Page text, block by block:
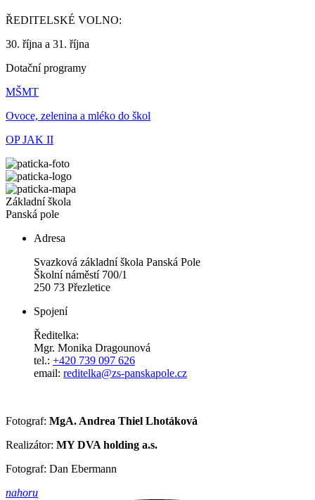
ŘEDITELSKÉ VOLNO:
30. října a 31. října
Dotační programy
MŠMT
Ovoce, zelenina a mléko do škol
OP JAK II
Základní škola
Panská pole
Adresa
Svazková základní škola Panská Pole
Školní náměstí 700/1
250 73 Přezletice
Spojení
Ředitelka:
Mgr. Monika Dragounová
tel.: +420 739 097 626
email: reditelka@zs-panskapole.cz
Fotograf: MgA. Andrea Thiel Lhotáková
Realizátor: MY DVA holding a.s.
Fotograf: Dan Ebermann
nahoru